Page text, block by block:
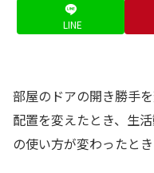
LINE
部屋のドアの開き勝手
配置を変えたとき、生
の使い方が変わったと